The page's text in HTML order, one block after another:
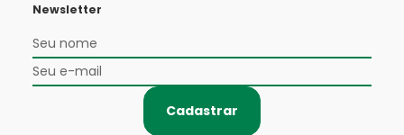
Newsletter
Cadastrar